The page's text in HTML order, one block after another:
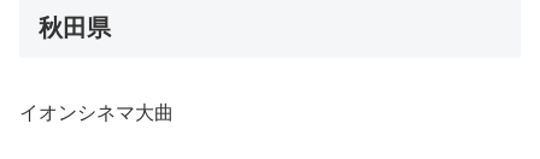
秋田県
イオンシネマ大曲